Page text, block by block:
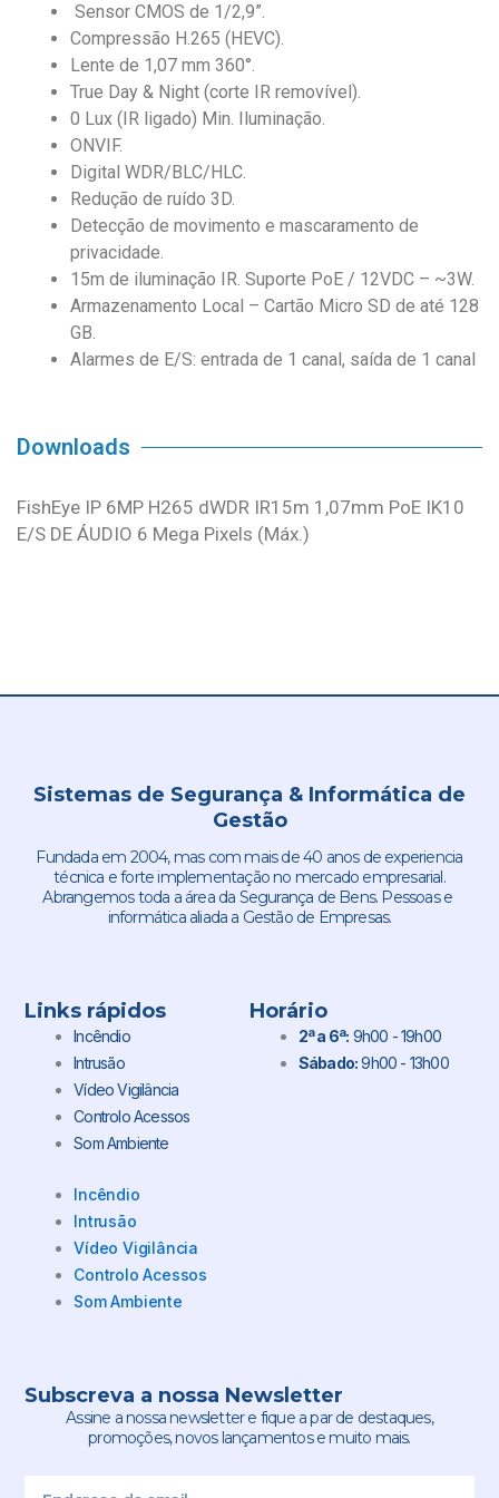
Sensor CMOS de 1/2,9”.
Compressão H.265 (HEVC).
Lente de 1,07 mm 360°.
True Day & Night (corte IR removível).
0 Lux (IR ligado) Min. Iluminação.
ONVIF.
Digital WDR/BLC/HLC.
Redução de ruído 3D.
Detecção de movimento e mascaramento de
privacidade.
15m de iluminação IR. Suporte PoE / 12VDC – ~3W.
Armazenamento Local – Cartão Micro SD de até 128
GB.
Alarmes de E/S: entrada de 1 canal, saída de 1 canal
Downloads
FishEye IP 6MP H265 dWDR IR15m 1,07mm PoE IK10
E/S DE ÁUDIO 6 Mega Pixels (Máx.)
Sistemas de Segurança & Informática de
Gestão
Fundada em 2004, mas com mais de 40 anos de experiencia
técnica e forte implementação no mercado empresarial.
Abrangemos toda a área da Segurança de Bens. Pessoas e
informática aliada a Gestão de Empresas.
Links rápidos
Incêndio
Intrusão
Vídeo Vigilância
Controlo Acessos
Som Ambiente
Incêndio
Intrusão
Vídeo Vigilância
Controlo Acessos
Som Ambiente
Horário
2ª a 6ª: 9h00 - 19h00
Sábado:9h00 - 13h00
Subscreva a nossa Newsletter
Assine a nossa newsletter e fique a par de destaques,
promoções, novos lançamentos e muito mais.